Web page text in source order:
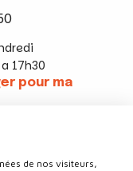
17h30
pour ma
de nos visiteurs,